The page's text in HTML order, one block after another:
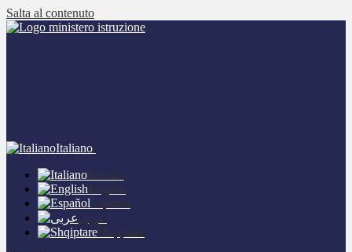
Salta al contenuto
Italiano
Italiano
English
Español
عربى
Shqiptare